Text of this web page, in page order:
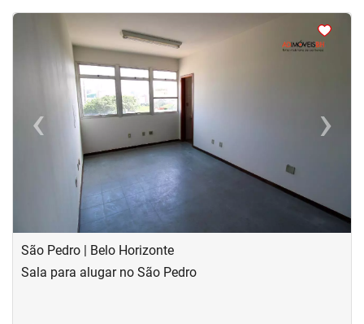
<
‹Previous ›Next
São Pedro | Belo Horizonte
Sala para alugar no São Pedro